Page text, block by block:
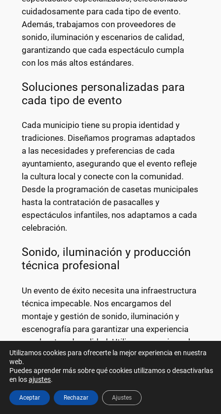
cuidadosamente para cada tipo de evento.
Además, trabajamos con proveedores de
sonido, iluminación y escenarios de calidad,
garantizando que cada espectáculo cumpla
con los más altos estándares.
Soluciones personalizadas para
cada tipo de evento
Cada municipio tiene su propia identidad y
tradiciones. Diseñamos programas adaptados
a las necesidades y preferencias de cada
ayuntamiento, asegurando que el evento refleje
la cultura local y conecte con la comunidad.
Desde la programación de casetas municipales
hasta la contratación de pasacalles y
espectáculos infantiles, nos adaptamos a cada
celebración.
Sonido, iluminación y producción
técnica profesional
Un evento de éxito necesita una infraestructura
técnica impecable. Nos encargamos del
montaje y gestión de sonido, iluminación y
escenografía para garantizar una experiencia
envolvente y de calidad. Utilizamos equipos de
última generación y un equipo técnico
altamente capacitado para que cada
espectáculo se desarrolle sin contratiempos.
Planificación estratégica que
Utilizamos cookies para ofrecerte la mejor experiencia en nuestra
web.
Puedes aprender más sobre qué cookies utilizamos o desactivarlas
en losajustes.
Aceptar Rechazar Ajustes